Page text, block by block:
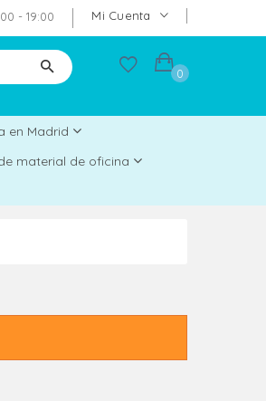
Mi Cuenta
- 19:00
0
en Madrid
material de oficina